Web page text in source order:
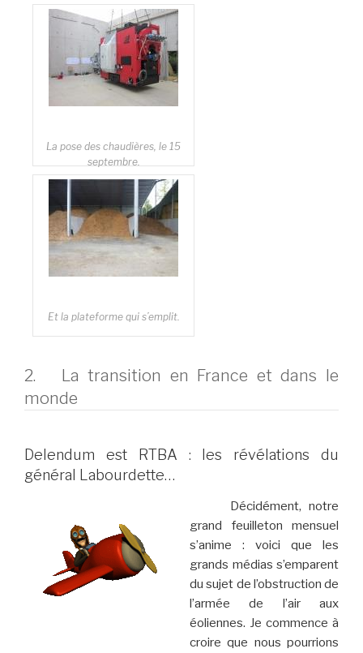
La pose des chaudières, le 15
septembre.
Et la plateforme qui s’emplit.
2. La transition en France et dans le
monde
Delendum est RTBA : les révélations du
général Labourdette…
Décidément, notre
grand feuilleton mensuel
s’anime : voici que les
grands médias s’emparent
du sujet de l’obstruction de
l’armée de l’air aux
éoliennes. Je commence à
croire que nous pourrions